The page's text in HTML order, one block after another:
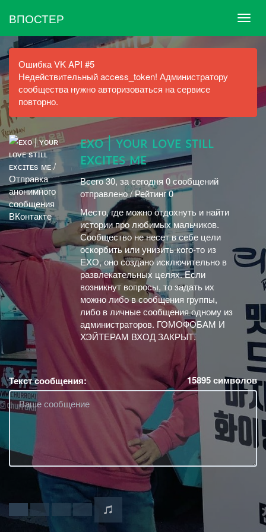
ВПОСТЕР
Ошибка VK API #5
Недействительный access_token! Администратору
сообщества нужно авторизоваться на сервисе
повторно.
ᴇxᴏ | ʏᴏᴜʀ ʟᴏᴠᴇ sᴛɪʟʟ
ᴇxᴄɪᴛᴇs ᴍᴇ
Всего 30, за сегодня 0 сообщений
отправлено / Рейтинг 0
Место, где можно отдохнуть и найти
истории про любимых мальчиков.
Сообщество не несет в себе цели
оскорбить или унизить кого-то из
ЕХО, оно создано исключительно в
развлекательных целях. Если
возникнут вопросы, то задать их
можно либо в сообщения группы,
либо в личные сообщения одному из
администраторов. ГОМОФОБАМ И
ХЭЙТЕРАМ ВХОД ЗАКРЫТ.
Текст сообщения: 15895символов